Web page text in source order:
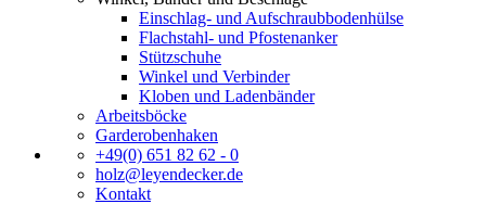
Einschlag- und Aufschraubbodenhülse
Flachstahl- und Pfostenanker
Stützschuhe
Winkel und Verbinder
Kloben und Ladenbänder
Arbeitsböcke
Garderobenhaken
+49(0) 651 82 62 - 0
holz@leyendecker.de
Kontakt